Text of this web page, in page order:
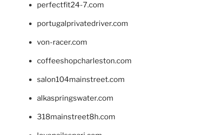
perfectfit24-7.com
portugalprivatedriver.com
von-racer.com
coffeeshopcharleston.com
salon104mainstreet.com
alkaspringswater.com
318mainstreet8h.com